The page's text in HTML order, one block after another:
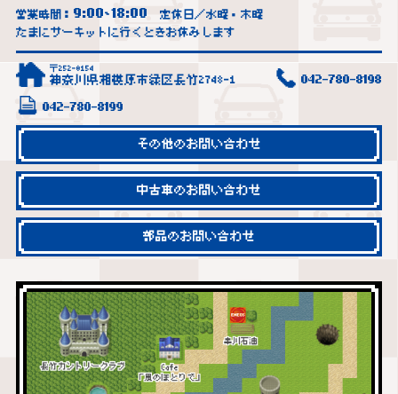
営業時間： 9:00~18:00
定休日／水曜・木曜
たまにサーキットに行くときお休みします
〒252-0154
神奈川県相模原市緑区長竹2748-1 042-780-8198
042-780-8199
その他のお問い合わせ
中古車のお問い合わせ
部品のお問い合わせ